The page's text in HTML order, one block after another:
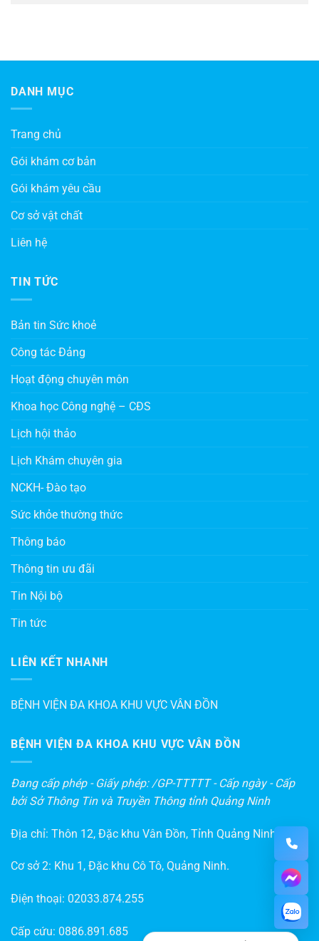
DANH MỤC
Trang chủ
Gói khám cơ bản
Gói khám yêu cầu
Cơ sở vật chất
Liên hệ
TIN TỨC
Bản tin Sức khoẻ
Công tác Đảng
Hoạt động chuyên môn
Khoa học Công nghệ – CĐS
Lịch hội thảo
Lịch Khám chuyên gia
NCKH- Đào tạo
Sức khỏe thường thức
Thông báo
Thông tin ưu đãi
Tin Nội bộ
Tin tức
LIÊN KẾT NHANH
BỆNH VIỆN ĐA KHOA KHU VỰC VÂN ĐỒN
BỆNH VIỆN ĐA KHOA KHU VỰC VÂN ĐỒN
Đang cấp phép - Giấy phép: /GP-TTTTT - Cấp ngày - Cấp
bởi Sở Thông Tin và Truyền Thông tỉnh Quảng Ninh
Địa chỉ: Thôn 12, Đặc khu Vân Đồn, Tỉnh Quảng Ninh
Cơ sở 2: Khu 1, Đặc khu Cô Tô, Quảng Ninh.
Điện thoại: 02033.874.255
Cấp cứu: 0886.891.685